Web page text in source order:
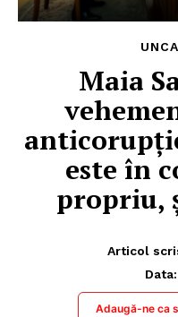
Maia
este în
propriu,
Articol
Data:
Adaugă-ne ca